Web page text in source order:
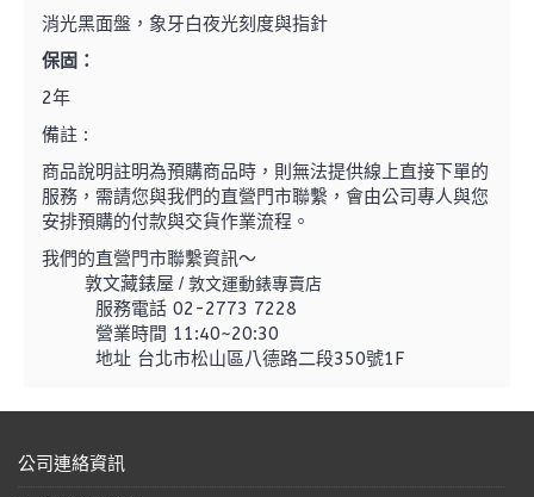
消光黑面盤，象牙白夜光刻度與指針
保固 ：
2年
備註 :
商品說明註明為預購商品時，則無法提供線上直接下單的
服務，需請您與我們的直營門市聯繫， 會由公司專人與您
安排預購的付款與交貨作業流程。
我們的直營門市聯繫資訊～
敦文藏錶屋 / 敦文運動錶專賣店
服務電話 02-2773 7228
營業時間 11:40~20:30
地址 台北市松山區八德路二段350號1F
公司連絡資訊